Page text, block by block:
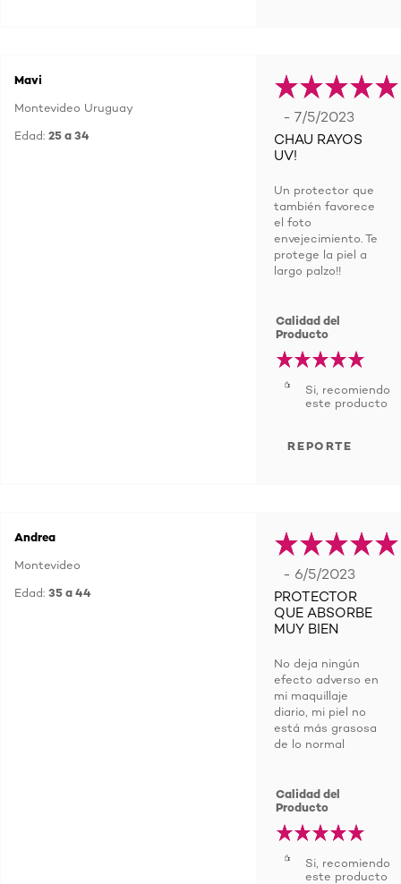
Mavi
Montevideo Uruguay
Edad: 25 a 34
- 7/5/2023
CHAU RAYOS
UV!
Un protector que
también favorece
el foto
envejecimiento. Te
protege la piel a
largo palzo!!
Calidad del
Producto
Si, recomiendo
este producto
REPORTE
Andrea
Montevideo
Edad: 35 a 44
- 6/5/2023
PROTECTOR
QUE ABSORBE
MUY BIEN
No deja ningún
efecto adverso en
mi maquillaje
diario, mi piel no
está más grasosa
de lo normal
Calidad del
Producto
Si, recomiendo
este producto